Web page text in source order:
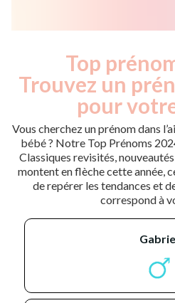
Top
Trouvez un
pour
Vous cherchez un prénom dans
bébé ? Notre Top Prénoms
Classiques revisités,
montent en flèche cette année,
de repérer les tendances et
correspond à